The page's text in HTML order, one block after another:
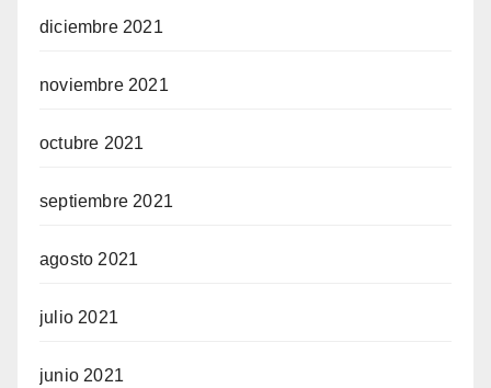
diciembre 2021
noviembre 2021
octubre 2021
septiembre 2021
agosto 2021
julio 2021
junio 2021